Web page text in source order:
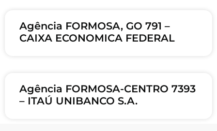
Agência FORMOSA, GO 791 –
CAIXA ECONOMICA FEDERAL
Agência FORMOSA-CENTRO 7393
– ITAÚ UNIBANCO S.A.